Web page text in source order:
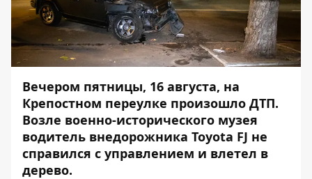
Вечером пятницы, 16 августа, на
Крепостном переулке произошло ДТП.
Возле военно-исторического музея
водитель внедорожника Toyota FJ не
справился с управлением и влетел в
дерево.